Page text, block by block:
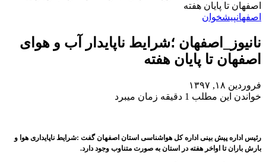
اصفهان تا پایان هفته
اصفهانپیشخوان
نانیوز_اصفهان ؛شرایط ناپایدار آب و هوای
اصفهان تا پایان هفته
فروردین ۱۸, ۱۳۹۷
خواندن این مطلب 1 دقیقه زمان میبرد
رئیس اداره پیش بینی اداره کل هواشناسی استان اصفهان گفت :شرایط ناپایداری هوا و
بارش باران تا اواخر هفته در استان به صورت متناوب وجود دارد.